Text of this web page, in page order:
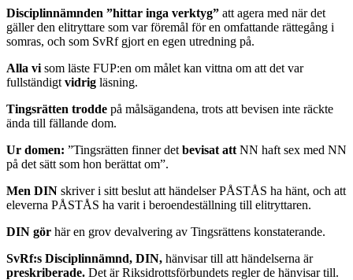
Disciplinnämnden ”hittar inga verktyg” att agera med när det
gäller den elitryttare som var föremål för en omfattande rättegång i
somras, och som SvRf gjort en egen utredning på.
Alla vi som läste FUP:en om målet kan vittna om att det var
fullständigt vidrig läsning.
Tingsrätten trodde på målsägandena, trots att bevisen inte räckte
ända till fällande dom.
Ur domen: ”Tingsrätten finner det bevisat att NN haft sex med NN
på det sätt som hon berättat om”.
Men DIN skriver i sitt beslut att händelser PÅSTÅS ha hänt, och att
eleverna PÅSTÅS ha varit i beroendeställning till elitryttaren.
DIN gör här en grov devalvering av Tingsrättens konstaterande.
SvRf:s Disciplinnämnd, DIN, hänvisar till att händelserna är
preskriberade. Det är Riksidrottsförbundets regler de hänvisar till.